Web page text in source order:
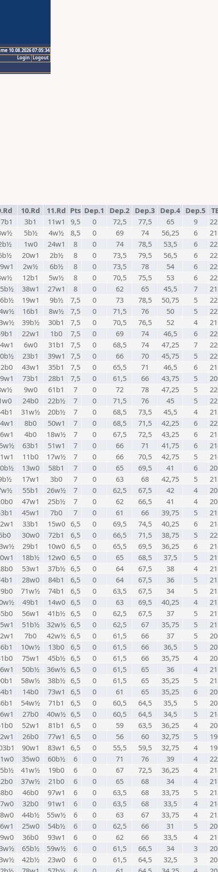
10.08.2026 07:05:34
Logout
Login
10.Rd 11.Rd Pts Dep.1 Dep.2 Dep.3 Dep.4 Dep.5
3b1 11w1 9,5 0 72,5 77,5 65 9
5b½ 4w½ 8,5 0 69 74 56,25 6
1w0 24w1 8 0 74 78,5 53,5 6
20w1 2b½ 8 0 73,5 79,5 56,5 6
2w½ 6b½ 8 0 73,5 78 54 6
12b1 5w½ 8 0 70,5 75,5 53 6
38w1 27w1 8 0 62 65 45,5 7
19w1 9b½ 7,5 0 73 78,5 50,75 5
16b1 8w½ 7,5 0 71,5 76 50 5
39b½ 30b1 7,5 0 70,5 76,5 52 4
22w1 1b0 7,5 0 69 74 46,5 6
6w0 31b1 7,5 0 68,5 74 47,25 7
23b1 39w1 7,5 0 66 70 45,75 5
43w1 35b1 7,5 0 65,5 71 46,5 6
73b1 28b1 7,5 0 61,5 66 43,75 5
9w0 61b1 7 0 72 78 47,25 5
24b0 22b½ 7 0 71,5 76 45 5
31w½ 20b½ 7 0 68,5 73,5 45,5 4
8b0 50w1 7 0 68,5 71,5 42,25 6
4b0 18w½ 7 0 67,5 72,5 43,25 6
63b1 51w1 7 0 66 71 41,75 6
11b0 17w½ 7 0 66 70,5 42,75 5
13w0 58b1 7 0 65 69,5 41 6
17w1 3b0 7 0 63 68 42,75 5
55b1 26w½ 7 0 62,5 67,5 42 4
47w1 25b½ 7 0 62 66,5 41 4
45w1 7b0 7 0 61 66 39,75 5
33b1 15w0 6,5 0 69,5 74,5 40,25 6
30w0 72b1 6,5 0 66,5 71,5 38,75 5
29b1 10w0 6,5 0 65,5 69,5 36,25 6
18b½ 12w0 6,5 0 65 68,5 37,5 5
53w1 37b½ 6,5 0 64 67,5 38 4
28w0 84b1 6,5 0 64 67,5 36 5
71w½ 74b1 6,5 0 63,5 67,5 34 5
49b1 14w0 6,5 0 63 69,5 40,25 4
56w1 41b½ 6,5 0 62,5 67,5 37 5
51b½ 32w½ 6,5 0 62,5 67 35,75 5
7b0 42w½ 6,5 0 61,5 66 37 5
10w½ 13b0 6,5 0 61,5 66 36,5 5
75w1 45b½ 6,5 0 61,5 66 35,75 4
50b½ 36w½ 6,5 0 61,5 65 36 4
58w½ 38b½ 6,5 0 61,5 65 35,25 5
14b0 73w1 6,5 0 61 65 35,25 6
54w½ 71b1 6,5 0 60,5 64,5 35,5 5
27b0 40w½ 6,5 0 60,5 64,5 34,5 5
52w1 81b1 6,5 0 59 63,5 36,25 4
26b0 77w1 6,5 0 56 60 32,75 5
90w1 83w1 6,5 0 55,5 59,5 32,75 4
35w0 60b½ 6 0 71 76 39 4
41w½ 19b0 6 0 67 72,5 36,25 4
37w½ 21b0 6 0 65 68 34 4
46b0 97w1 6 0 63,5 68 33,75 5
32b0 91w1 6 0 63,5 68 33,5 4
44b½ 55w½ 6 0 63 67 33,75 4
25w0 54b½ 6 0 62,5 66 31 5
36b0 93w1 6 0 62 66 33,5 4
65b½ 59w½ 6 0 61,5 66,5 34 3
42b½ 23w0 6 0 61,5 64,5 32,5 3